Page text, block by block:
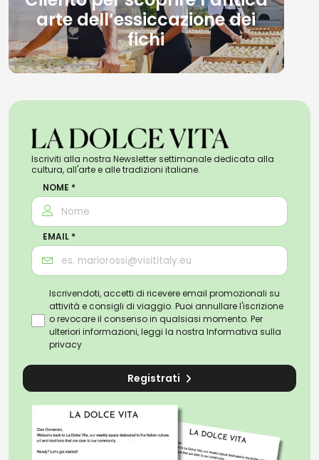
arte dell’essiccazione dei
fichi
Iscriviti alla nostra Newsletter settimanale dedicata alla
cultura, all'arte e alle tradizioni italiane.
NOME *
EMAIL *
Iscrivendoti, accetti di ricevere email promozionali su
attività e consigli di viaggio. Puoi annullare l'iscrizione
o revocare il consenso in qualsiasi momento. Per
ulteriori informazioni, leggi la nostra Informativa sulla
privacy
Registrati